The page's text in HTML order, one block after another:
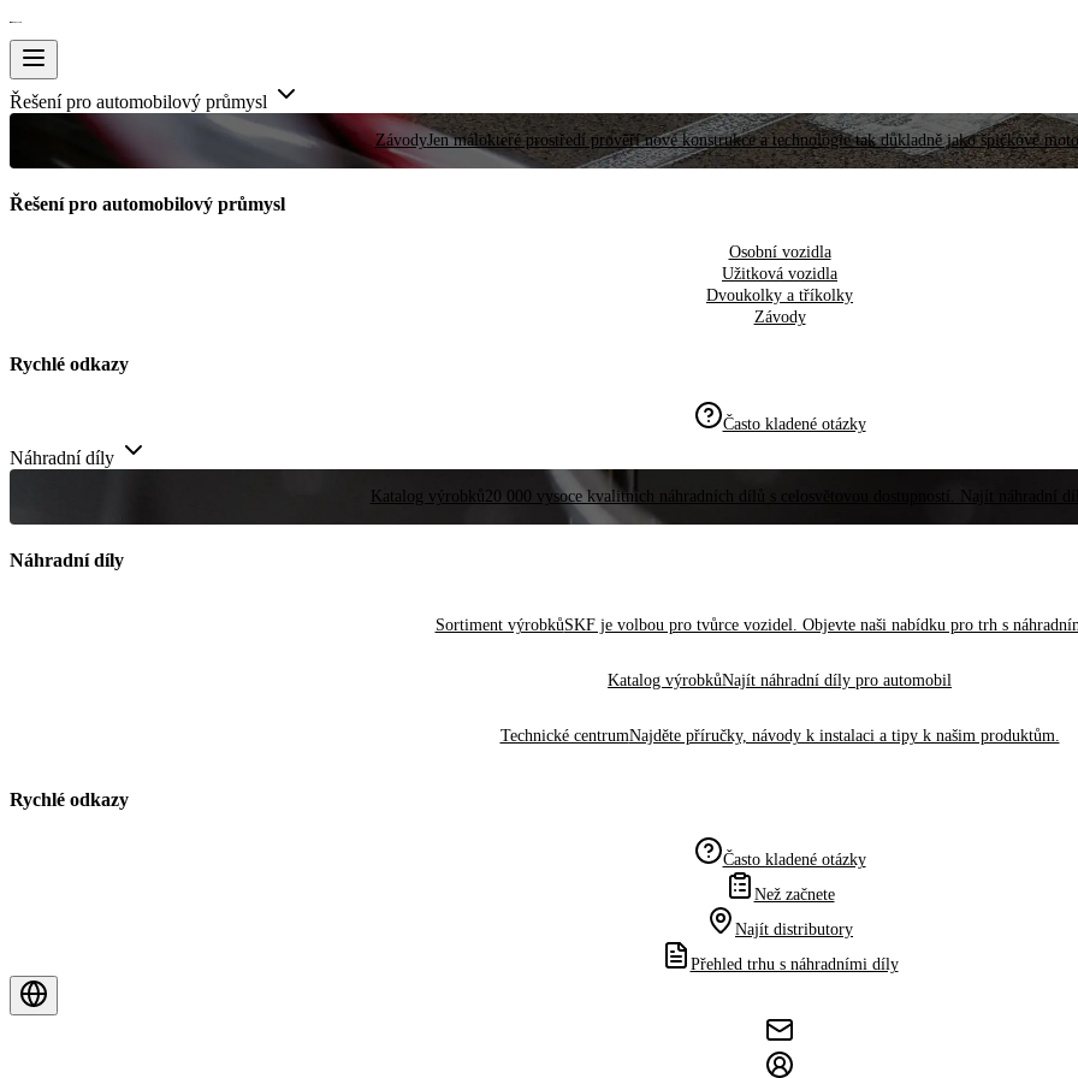
Řešení pro automobilový průmysl
ZávodyJen málokteré prostředí prověří nové konstrukce a technologie tak důkladně jako špičkové
Řešení pro automobilový průmysl
Osobní vozidla
Užitková vozidla
Dvoukolky a tříkolky
Závody
Rychlé odkazy
Často kladené otázky
Náhradní díly
Katalog výrobků20 000 vysoce kvalitních náhradních dílů s celosvětovou dostupností. Najít náhradní
Náhradní díly
Sortiment výrobkůSKF je volbou pro tvůrce vozidel. Objevte naši nabídku pro trh s
Katalog výrobkůNajít náhradní díly pro automobil
Technické centrumNajděte příručky, návody k instalaci a tipy k našim produktům.
Rychlé odkazy
Často kladené otázky
Než začnete
Najít distributory
Přehled trhu s náhradními díly